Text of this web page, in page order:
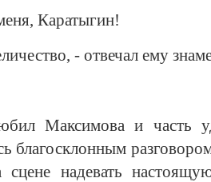
Каратыгин!
- отвечал ему
Максимова и часть
благосклонным
надевать